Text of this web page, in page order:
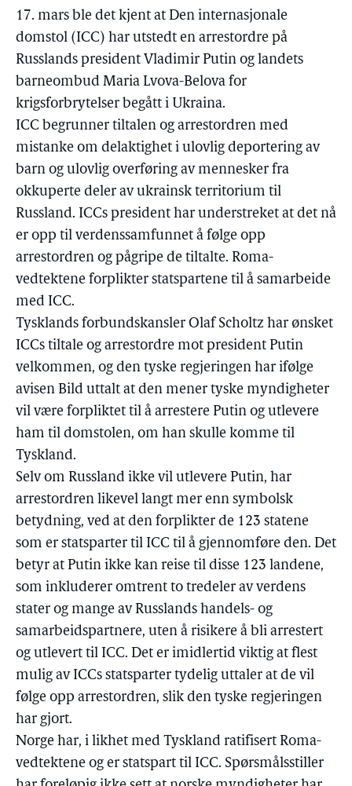
17. mars ble det kjent at Den internasjonale
domstol (ICC) har utstedt en arrestordre på
Russlands president Vladimir Putin og landets
barneombud Maria Lvova-Belova for
krigsforbrytelser begått i Ukraina.
ICC begrunner tiltalen og arrestordren med
mistanke om delaktighet i ulovlig deportering av
barn og ulovlig overføring av mennesker fra
okkuperte deler av ukrainsk territorium til
Russland. ICCs president har understreket at det nå
er opp til verdenssamfunnet å følge opp
arrestordren og pågripe de tiltalte. Roma-
vedtektene forplikter statspartene til å samarbeide
med ICC.
Tysklands forbundskansler Olaf Scholtz har ønsket
ICCs tiltale og arrestordre mot president Putin
velkommen, og den tyske regjeringen har ifølge
avisen Bild uttalt at den mener tyske myndigheter
vil være forpliktet til å arrestere Putin og utlevere
ham til domstolen, om han skulle komme til
Tyskland.
Selv om Russland ikke vil utlevere Putin, har
arrestordren likevel langt mer enn symbolsk
betydning, ved at den forplikter de 123 statene
som er statsparter til ICC til å gjennomføre den. Det
betyr at Putin ikke kan reise til disse 123 landene,
som inkluderer omtrent to tredeler av verdens
stater og mange av Russlands handels- og
samarbeidspartnere, uten å risikere å bli arrestert
og utlevert til ICC. Det er imidlertid viktig at flest
mulig av ICCs statsparter tydelig uttaler at de vil
følge opp arrestordren, slik den tyske regjeringen
har gjort.
Norge har, i likhet med Tyskland ratifisert Roma-
vedtektene og er statspart til ICC. Spørsmålsstiller